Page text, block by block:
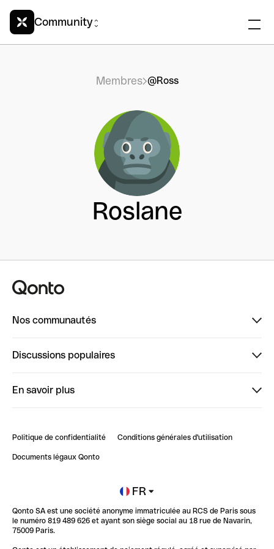
Community
Membres @Ross
Roslane
Nos communautés
ClubQonto
Discussions populaires
Impact de l'IA sur les carrières/productivité
En savoir plus
Blog
Newsroom
Glossaire finance
Politique de confidentialité Conditions générales d'utilisation
Documents légaux Qonto
FR
Qonto SA est une société anonyme immatriculée au RCS de Paris sous
le numéro 819 489 626 et ayant son siège social au 18 rue de Navarin,
75009 Paris.